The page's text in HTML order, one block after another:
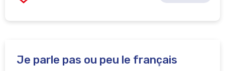
Je parle pas ou peu le français